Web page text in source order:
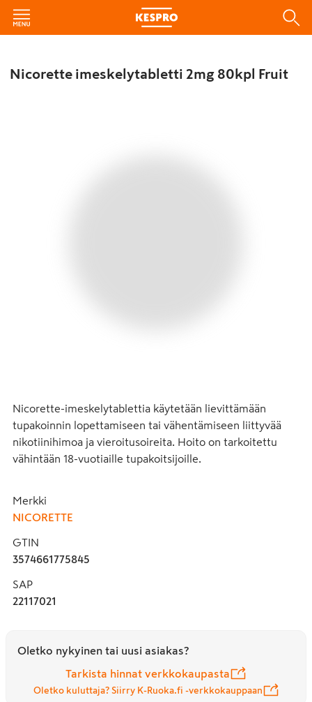
Nicorette imeskelytabletti 2mg 80kpl Fruit
Nicorette-imeskelytablettia käytetään lievittämään
tupakoinnin lopettamiseen tai vähentämiseen liittyvää
nikotiinihimoa ja vieroitusoireita. Hoito on tarkoitettu
vähintään 18-vuotiaille tupakoitsijoille.
Merkki
NICORETTE
GTIN
3574661775845
SAP
22117021
Oletko nykyinen tai uusi asiakas?
Tarkista hinnat verkkokaupasta
Oletko kuluttaja? Siirry K-Ruoka.fi -verkkokauppaan